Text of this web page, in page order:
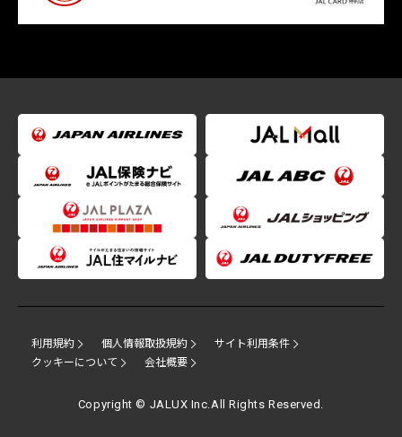
利用規約 個人情報取扱規約
サイト利用条件
クッキーについて
会社概要
Copyright © JALUX Inc.All Rights Reserved.